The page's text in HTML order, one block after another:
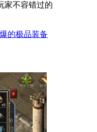
家不容错过的
的极品装备